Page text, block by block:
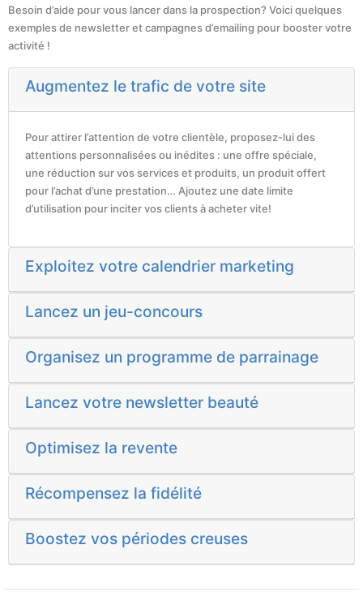
Besoin d’aide pour vous lancer dans la prospection? Voici quelques
exemples de newsletter et campagnes d’emailing pour booster votre
activité !
Augmentez le trafic de votre site
Pour attirer l’attention de votre clientèle, proposez-lui des
attentions personnalisées ou inédites : une offre spéciale,
une réduction sur vos services et produits, un produit offert
pour l’achat d’une prestation… Ajoutez une date limite
d’utilisation pour inciter vos clients à acheter vite!
Exploitez votre calendrier marketing
Lancez un jeu-concours
Organisez un programme de parrainage
Lancez votre newsletter beauté
Optimisez la revente
Récompensez la fidélité
Boostez vos périodes creuses